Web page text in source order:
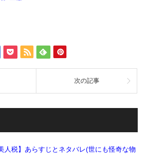
次の記事
美人税】あらすじとネタバレ(世にも怪奇な物